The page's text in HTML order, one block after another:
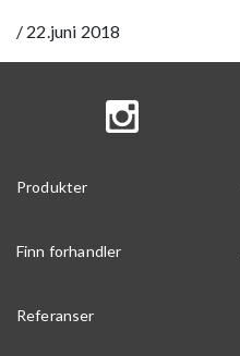
/ 22.juni 2018
Produkter
Finn forhandler
Referanser